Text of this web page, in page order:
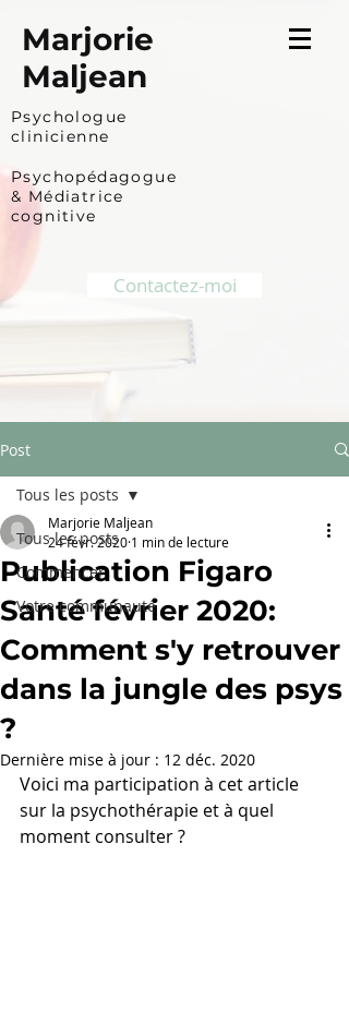
Marjorie
Maljean
Psychologue
clinicienne
Psychopédagogue
& Médiatrice
cognitive
Contactez-moi
Post
Tous les posts
Commencer
Votre communauté
Tous les posts
Publication Figaro
Santé février 2020:
Comment s'y retrouver
dans la jungle des psys
?
Marjorie Maljean
24 févr. 2020 1 min de lecture
Dernière mise à jour : 12 déc. 2020
Voici ma participation à cet article
sur la psychothérapie et à quel
moment consulter ?